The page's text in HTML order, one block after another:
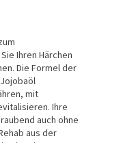
Ihren Härchen
Die Formel der
mit
Ihre
auch ohne
aus der